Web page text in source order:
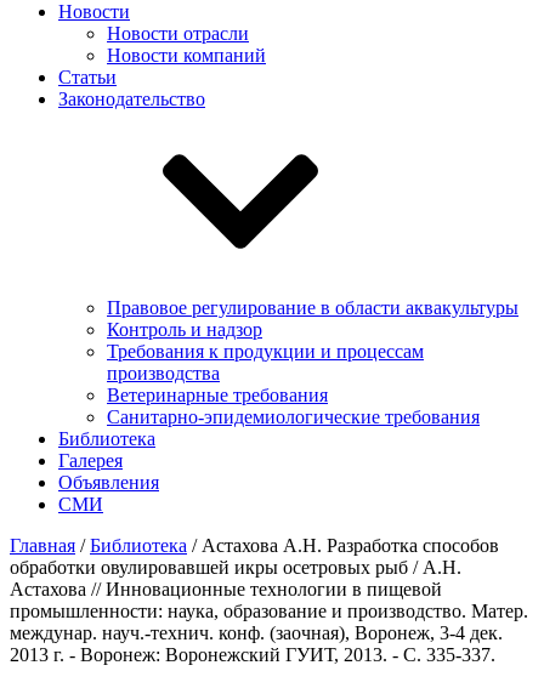
Новости
Новости отрасли
Новости компаний
Статьи
Законодательство
Правовое регулирование в области аквакультуры
Контроль и надзор
Требования к продукции и процессам
производства
Ветеринарные требования
Санитарно-эпидемиологические требования
Библиотека
Галерея
Объявления
СМИ
Главная /Библиотека / Астахова А.Н. Разработка способов
обработки овулировавшей икры осетровых рыб / А.Н.
Астахова // Инновационные технологии в пищевой
промышленности: наука, образование и производство. Матер.
междунар. науч.-технич. конф. (заочная), Воронеж, 3-4 дек.
2013 г. - Воронеж: Воронежский ГУИТ, 2013. - С. 335-337.